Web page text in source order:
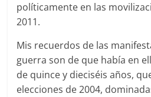
políticamente en las
2011.
Mis recuerdos de las
guerra son de que había en
de quince y dieciséis años,
elecciones de 2004,